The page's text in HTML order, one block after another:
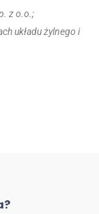
z o.o.;
układu żylnego i